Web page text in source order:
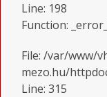
Line: 198
Function:
File: /var/www/
mezo.hu/
Line: 315